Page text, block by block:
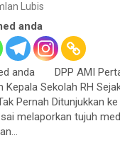
Lubis
anda
anda DPP AMI
Kepala Sekolah RH
Pernah Ditunjukkan ke
melaporkan tujuh